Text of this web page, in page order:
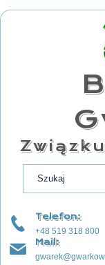
Telefon:
+48 519 318 800
Mail: